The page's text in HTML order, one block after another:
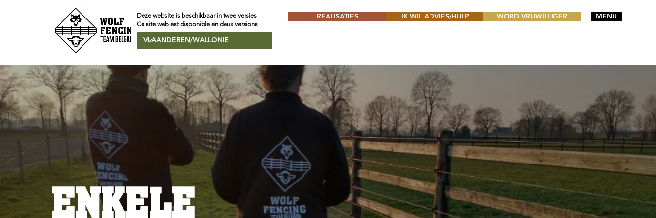
Deze website is beschikbaar in twee versies
Ce site web est disponible en deux versions
REALISATIES IK WIL ADVIES/HULP WORD VRIJWILLIGER MENU
ENKELE